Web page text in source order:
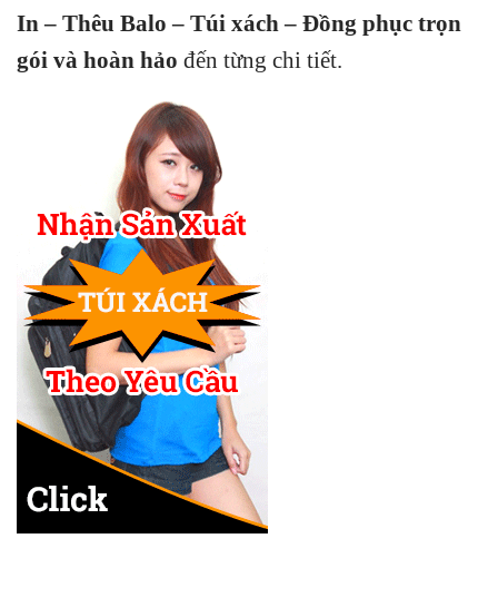
In – Thêu Balo – Túi xách – Đồng phục trọn
gói và hoàn hảo đến từng chi tiết.